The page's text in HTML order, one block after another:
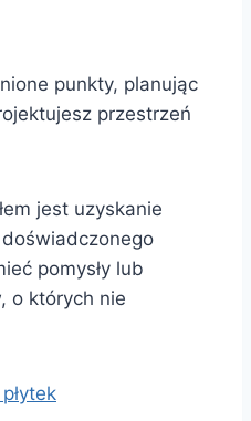
punkty, planując
przestrzeń
jest uzyskanie
pomysły lub
o których nie